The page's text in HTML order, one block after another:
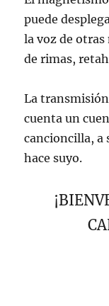
puede
la voz de
de rimas,
La transmisión
cuenta un
cancioncilla, a
hace suyo.